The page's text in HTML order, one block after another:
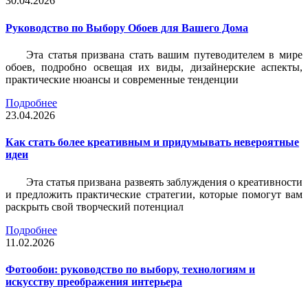
Руководство по Выбору Обоев для Вашего Дома
Эта статья призвана стать вашим путеводителем в мире
обоев, подробно освещая их виды, дизайнерские аспекты,
практические нюансы и современные тенденции
Подробнее
23.04.2026
Как стать более креативным и придумывать невероятные
идеи
Эта статья призвана развеять заблуждения о креативности
и предложить практические стратегии, которые помогут вам
раскрыть свой творческий потенциал
Подробнее
11.02.2026
Фотообои: руководство по выбору, технологиям и
искусству преображения интерьера